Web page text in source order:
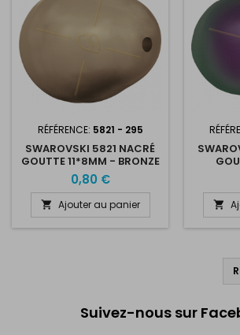
RÉFÉRENCE: 5821 - 295
SWAROVSKI 5821 NACRÉ
GOUTTE 11*8MM - BRONZE
PEARL
0,80 €
 Ajouter au panier 
Suivez-nous sur